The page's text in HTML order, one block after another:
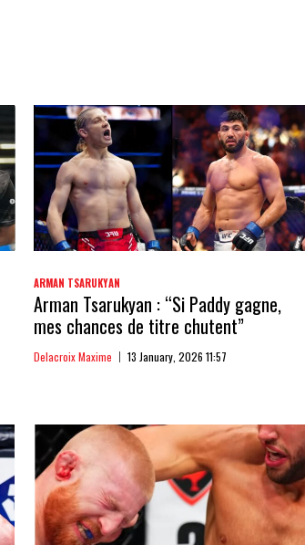
ARMAN TSARUKYAN
Arman Tsarukyan : “Si Paddy gagne,
mes chances de titre chutent”
Delacroix Maxime 13 January, 2026 11:57